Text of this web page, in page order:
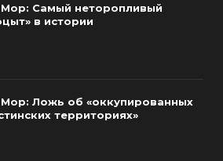
Мор: Самый неторопливый
в истории
Ложь об «оккупированных
территориях»